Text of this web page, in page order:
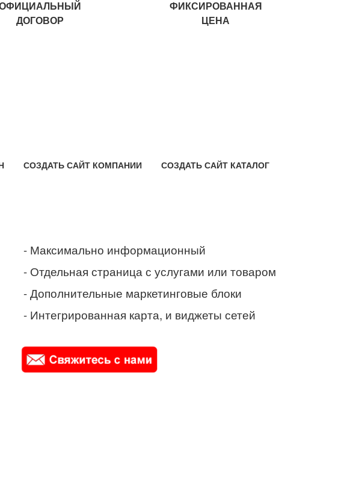
ДОГОВОР
ФИКСИРОВАННАЯ
ЦЕНА
СОЗДАТЬ САЙТ КОМПАНИИ СОЗДАТЬ САЙТ КАТАЛОГ
- Максимально информационный
- Отдельная страница с услугами или товаром
- Дополнительные маркетинговые блоки
- Интегрированная карта, и виджеты сетей